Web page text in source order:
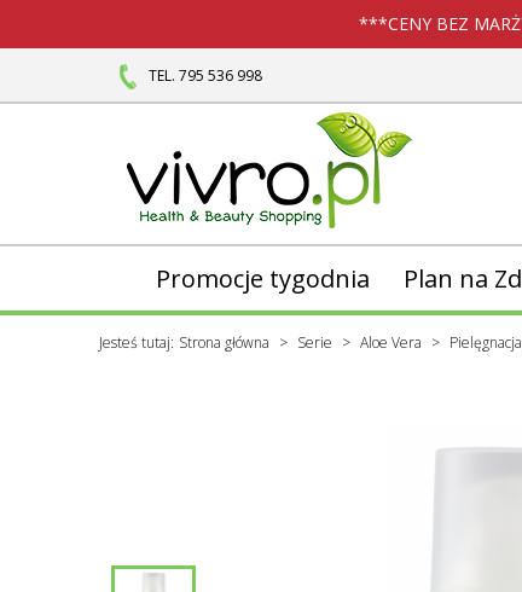
***CENY BEZ
TEL. 795 536 998
Promocje tygodnia Plan na
Jesteś tutaj: Strona główna Serie Aloe Vera Pielęgnacja